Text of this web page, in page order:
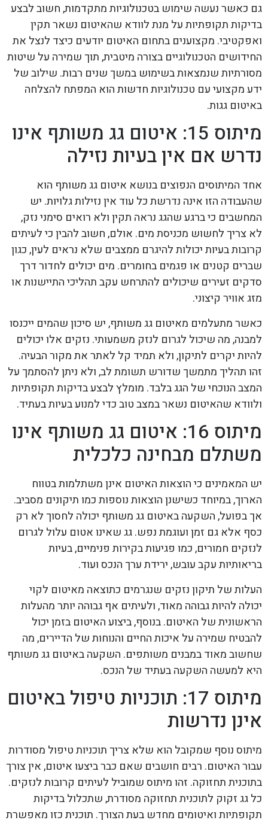
גם כאשר נעשה שימוש בטכנולוגיות מתקדמות, חשוב לבצע
בדיקות תקופתיות על מנת לוודא שהאיטום נשאר תקין
ואפקטיבי. מקצוענים בתחום האיטום יודעים כיצד לנצל את
החידושים הטכנולוגיים בצורה מיטבית, תוך שמירה על שיטות
מסורתיות שנמצאות בשימוש במשך שנים רבות. שילוב של
ידע מקצועי עם טכנולוגיות חדשות הוא המפתח להצלחה
באיטום גגות.
מיתוס 15: איטום גג משותף אינו
נדרש אם אין בעיות נזילה
אחד המיתוסים הנפוצים בנושא איטום גג משותף הוא
שהעבודה הזו אינה נדרשת כל עוד אין נזילות גלויות. יש
המחשבים כי ברגע שהגג נראה תקין ולא רואים סימני נזק,
לא צריך לחשוש מכניסת מים. אולם, חשוב להבין כי לעיתים
קרובות בעיות יכולות להיגרם ממצבים שלא נראים לעין, כגון
שברים קטנים או פגמים בחומרים. מים יכולים לחדור דרך
סדקים זעירים שיכולים להתרחש עקב תהליכי התיישנות או
מזג אוויר קיצוני.
כאשר מתעלמים מאיטום גג משותף, יש סיכון שהמים ייכנסו
למבנה, מה שיכול לגרום לנזק משמעותי. נזקים אלו יכולים
להיות יקרים לתיקון, ולא תמיד קל לאתר את מקור הבעיה.
זהו תהליך מתמשך שדורש תשומת לב, ולא ניתן להסתמך על
המצב הנוכחי של הגג בלבד. מומלץ לבצע בדיקות תקופתיות
ולוודא שהאיטום נשאר במצב טוב כדי למנוע בעיות בעתיד.
מיתוס 16: איטום גג משותף אינו
משתלם מבחינה כלכלית
יש המאמינים כי הוצאות האיטום אינן משתלמות בטווח
הארוך, במיוחד כשישנן הוצאות נוספות כמו תיקונים מסביב.
אך בפועל, השקעה באיטום גג משותף יכולה לחסוך לא רק
כסף אלא גם זמן ועוגמת נפש. גג שאינו אטום עלול לגרום
לנזקים חמורים, כמו פגיעות בקירות פנימיים, בעיות
בריאותיות עקב עובש, ירידת ערך הנכס ועוד.
העלות של תיקון נזקים שנגרמים כתוצאה מאיטום לקוי
יכולה להיות גבוהה מאוד, ולעיתים אף גבוהה יותר מהעלות
הראשונית של האיטום. בנוסף, ביצוע האיטום בזמן יכול
להבטיח שמירה על איכות החיים והנוחות של הדיירים, מה
שחשוב מאוד במבנים משותפים. השקעה באיטום גג משותף
היא למעשה השקעה בעתיד של הנכס.
מיתוס 17: תוכניות טיפול באיטום
אינן נדרשות
מיתוס נוסף שמקובל הוא שלא צריך תוכניות טיפול מסודרות
עבור האיטום. רבים חושבים שאם כבר ביצעו איטום, אין צורך
בתוכנית תחזוקה. זהו מיתוס שמוביל לעיתים קרובות לנזקים.
כל גג זקוק לתוכנית תחזוקה מסודרת, שתכלול בדיקות
תקופתיות ואיטומים מחדש בעת הצורך. תוכנית כזו מאפשרת